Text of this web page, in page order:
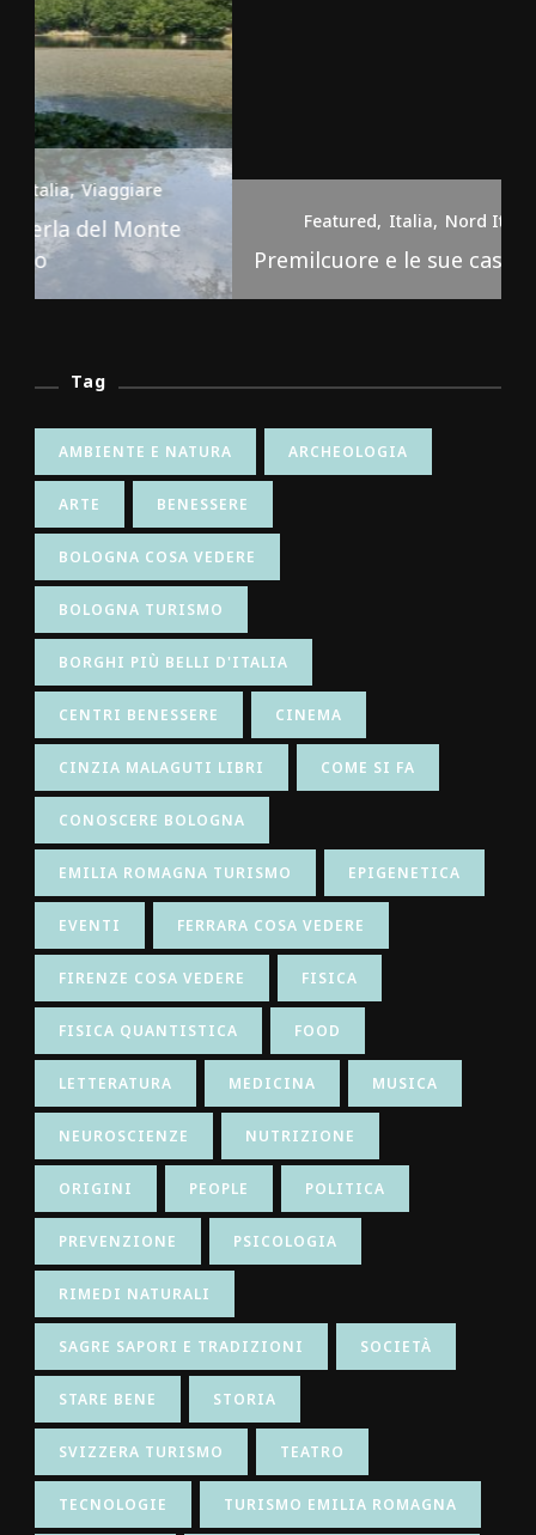
Featured Nord Italia Viaggiare
Premilcuore e le sue cascate spettacolari
Tag
AMBIENTE E NATURA ARCHEOLOGIA
ARTE BENESSERE
BOLOGNA COSA VEDERE
BOLOGNA TURISMO
BORGHI PIÙ BELLI D'ITALIA
CENTRI BENESSERE CINEMA
CINZIA MALAGUTI LIBRI COME SI FA
CONOSCERE BOLOGNA
EMILIA ROMAGNA TURISMO EPIGENETICA
EVENTI FERRARA COSA VEDERE
FIRENZE COSA VEDERE FISICA
FISICA QUANTISTICA FOOD
LETTERATURA MEDICINA MUSICA
NEUROSCIENZE NUTRIZIONE
ORIGINI PEOPLE POLITICA
PREVENZIONE PSICOLOGIA
RIMEDI NATURALI
SAGRE SAPORI E TRADIZIONI SOCIETÀ
STARE BENE STORIA
SVIZZERA TURISMO TEATRO
TECNOLOGIE TURISMO EMILIA ROMAGNA